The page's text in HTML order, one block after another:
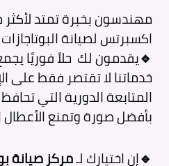
اكسبرتس لصيانة
🔹يقدمون لك حلاً فوريًا
خدماتنا لا تقتصر فقط على
المتابعة الدورية التي تحافظ
بأفضل صورة وتمنع الأعطال
🔹إن اختيارك لـمركز صيانة